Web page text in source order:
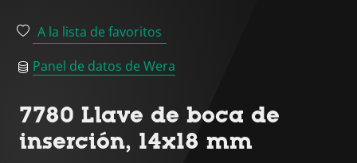
A la lista de favoritos
Panel de datos de Wera
7780 Llave de boca de
inserción, 14x18 mm